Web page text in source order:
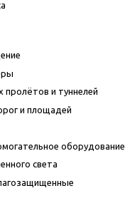
пролётов и туннелей
и площадей
оборудование
света